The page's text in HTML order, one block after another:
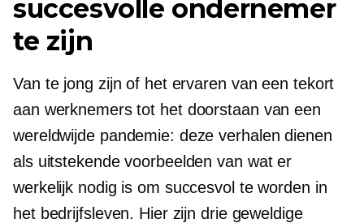
succesvolle ondernemer
te zijn
Van te jong zijn of het ervaren van een tekort
aan werknemers tot het doorstaan ​​van een
wereldwijde pandemie: deze verhalen dienen
als uitstekende voorbeelden van wat er
werkelijk nodig is om succesvol te worden in
het bedrijfsleven. Hier zijn drie geweldige